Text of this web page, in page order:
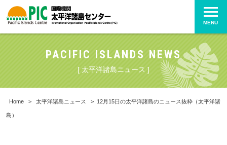
MENU
PACIFIC ISLANDS NEWS
[ 太平洋諸島ニュース ]
Home > 太平洋諸島ニュース > 12月15日の太平洋諸島のニュース抜粋（太平洋諸
島）